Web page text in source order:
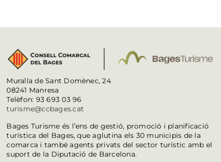
Muralla de Sant Domènec, 24
08241 Manresa
Telèfon: 93 693 03 96
turisme@ccbages.cat
Bages Turisme és l’ens de gestió, promoció i planificació
turística del Bages, que aglutina els 30 municipis de la
comarca i també agents privats del sector turístic amb el
suport de la Diputació de Barcelona.